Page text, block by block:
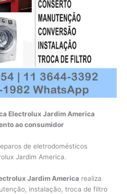
Electrolux Jardim America
ao consumidor
de eletrodomésticos
Jardim America.
Jardim America realiza
instalação, troca de filtro